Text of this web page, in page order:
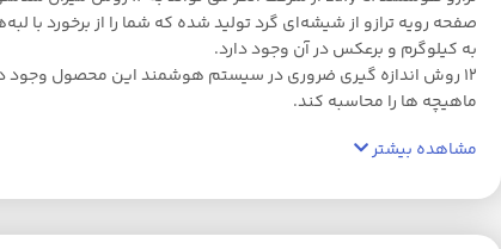
صفحه رویه ترازو از شیشه‌ای گرد تولید شده که شما را از برخورد
به کیلوگرم و برعکس در آن وجود دارد.
ماهیچه ها را محاسبه کند.
مشاهده بیشتر